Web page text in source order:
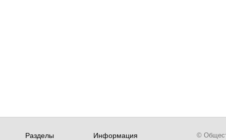
Разделы Информация ©